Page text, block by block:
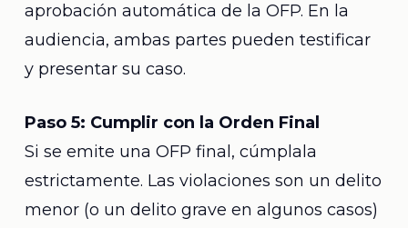
aprobación automática de la OFP. En la
audiencia, ambas partes pueden testificar
y presentar su caso.
Paso 5: Cumplir con la Orden Final
Si se emite una OFP final, cúmplala
estrictamente. Las violaciones son un delito
menor (o un delito grave en algunos casos)